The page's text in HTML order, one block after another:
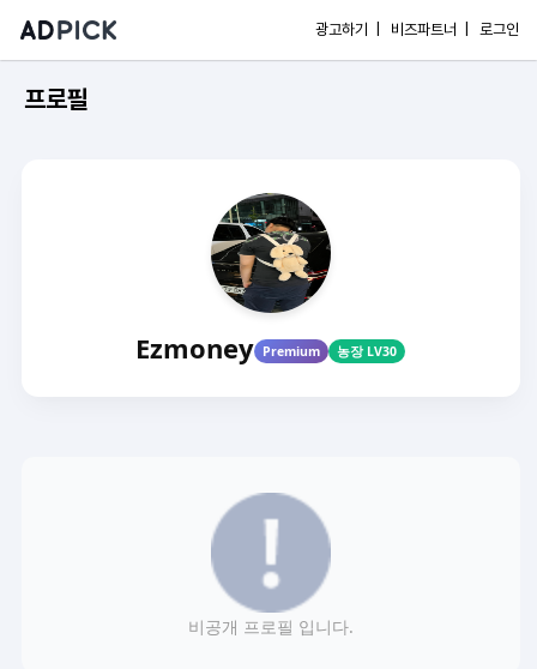
광고하기 | 비즈파트너 | 로그인
프로필
Ezmoney Premium 농장 LV30
비공개 프로필 입니다.